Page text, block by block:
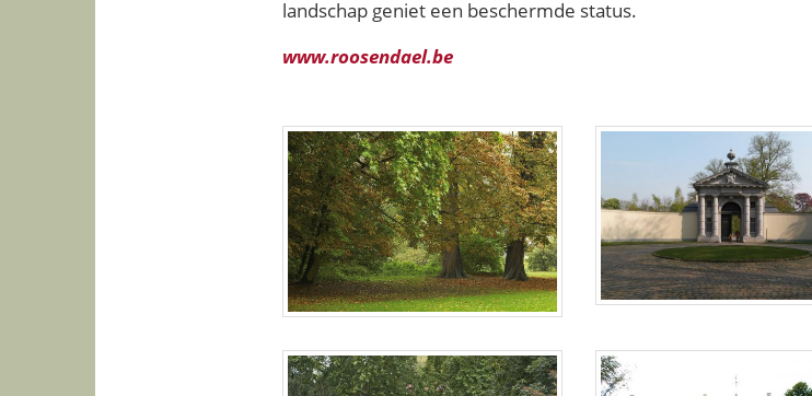
landschap geniet een beschermde status.
www.roosendael.be